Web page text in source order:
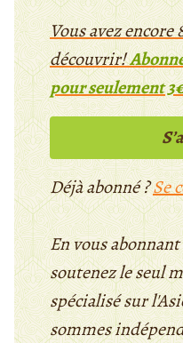
Vous avez encore
découvrir!
pour seulement
Déjà abonné ?Se
En vous
soutenez le seul
spécialisé sur
sommes